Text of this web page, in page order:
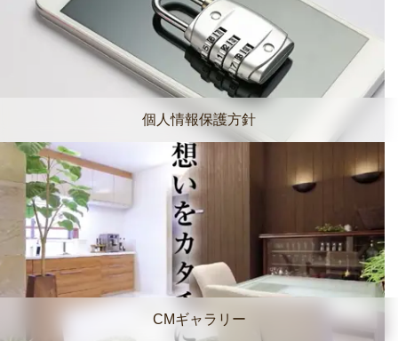
個人情報保護方針
CMギャラリー